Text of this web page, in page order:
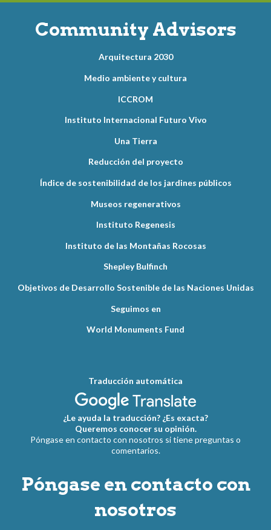
Community Advisors
Arquitectura 2030
Medio ambiente y cultura
ICCROM
Instituto Internacional Futuro Vivo
Una Tierra
Reducción del proyecto
Índice de sostenibilidad de los jardines públicos
Museos regenerativos
Instituto Regenesis
Instituto de las Montañas Rocosas
Shepley Bulfinch
Objetivos de Desarrollo Sostenible de las Naciones Unidas
Seguimos en
World Monuments Fund
Traducción automática
¿Le ayuda la traducción? ¿Es exacta?
Queremos conocer su opinión.
Póngase en contacto con nosotros si tiene preguntas o
comentarios.
Póngase en contacto con
nosotros